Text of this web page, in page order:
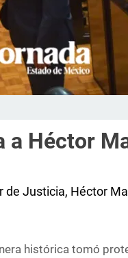
Héctor
Justicia, Héctor
histórica tomó